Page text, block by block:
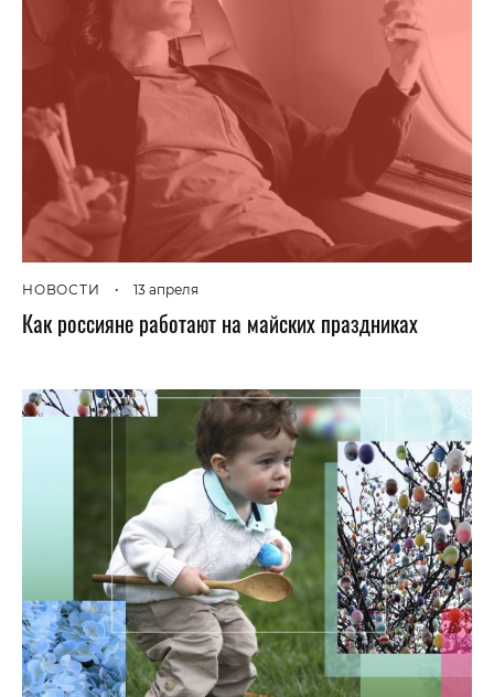
НОВОСТИ • 13 апреля
Как россияне работают на майских праздниках